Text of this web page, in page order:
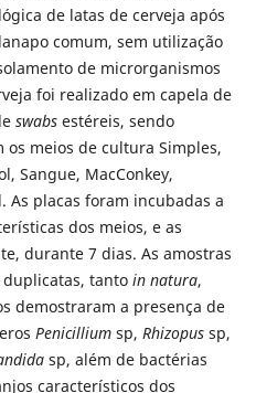
de latas de cerveja após
comum, sem utilização
de microrganismos
foi realizado em capela de
swabs estéreis, sendo
os meios de cultura Simples,
Sangue, MacConkey,
As placas foram incubadas a
dos meios, e as
durante 7 dias. As amostras
tanto in natura,
demostraram a presença de
Penicillium sp, Rhizopus sp,
sp, além de bactérias
característicos dos